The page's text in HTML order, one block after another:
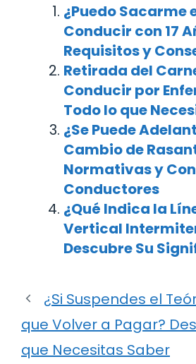
¿Puedo Sacarme
Conducir con 17
Requisitos y
Retirada del
Conducir por
Todo lo que
¿Se Puede
Cambio de
Normativas y
Conductores
¿Qué Indica la
Vertical
Descubre Su
¿Si Suspendes el
que Volver a Pagar?
que Necesitas Saber